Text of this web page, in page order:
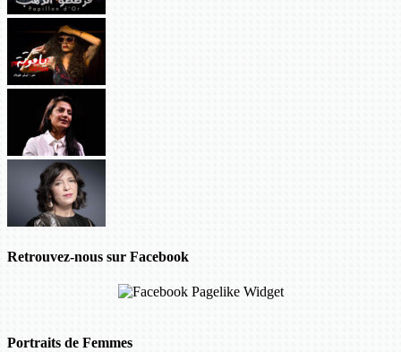
Retrouvez-nous sur Facebook
Portraits de Femmes